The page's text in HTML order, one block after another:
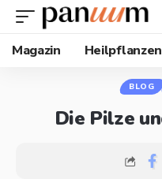
Magazin
Heilpflanzen
BLOG
Die Pilze